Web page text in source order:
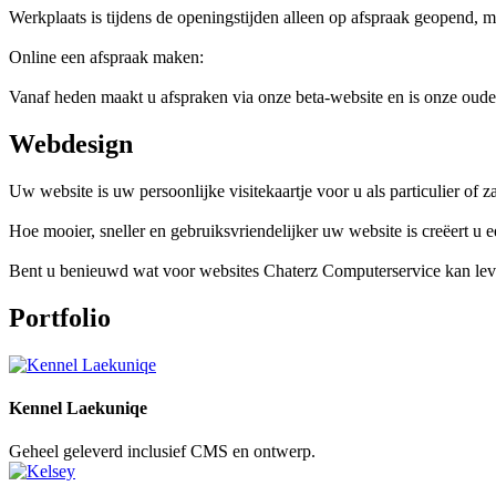
Werkplaats is tijdens de openingstijden alleen op afspraak
Online een afspraak maken:
Vanaf heden maakt u afspraken via onze beta-website en is onze
Webdesign
Uw website is uw persoonlijke visitekaartje voor u als particulier of
Hoe mooier, sneller en gebruiksvriendelijker uw website is creëert
Bent u benieuwd wat voor websites Chaterz Computerservice kan
Portfolio
Kennel Laekuniqe
Geheel geleverd inclusief CMS en ontwerp.